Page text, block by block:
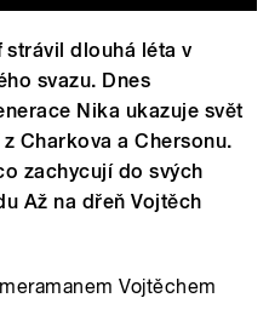
dlouhá léta v
svazu. Dnes
Nika ukazuje svět
Charkova a Chersonu.
zachycují do svých
Až na dřeň Vojtěch
Vojtěchem